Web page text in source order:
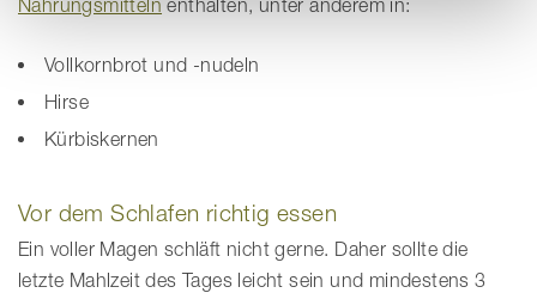
Nahrungsmitteln enthalten, unter anderem in:
Vollkornbrot und -nudeln
Hirse
Kürbiskernen
Vor dem Schlafen richtig essen
Ein voller Magen schläft nicht gerne. Daher sollte die
letzte Mahlzeit des Tages leicht sein und mindestens 3